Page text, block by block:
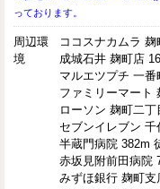
っております。
周辺環
境
ココスナカムラ
成城石井 麹町店
マルエツプチ 一
ファミリーマート
ローソン 麹町二
セブンイレブン
半蔵門病院 382m
赤坂見附前田病院
みずほ銀行 麹町